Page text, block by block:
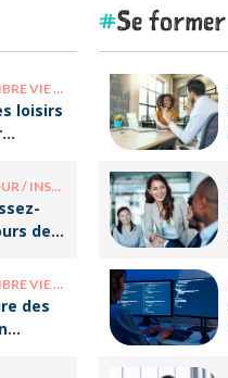
/ VIE PERSO
loisirs
/ INSOLITE
de
/ VIE PERSO
des
Se former